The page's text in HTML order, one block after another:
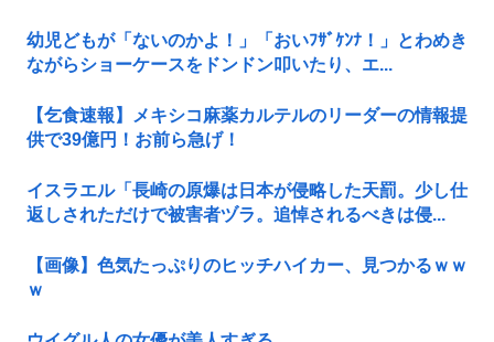
幼児どもが「ないのかよ！」「おいﾌｻﾞｹﾝﾅ！」とわめき
ながらショーケースをドンドン叩いたり、エ...
【乞食速報】メキシコ麻薬カルテルのリーダーの情報提
供で39億円！お前ら急げ！
イスラエル「長崎の原爆は日本が侵略した天罰。少し仕
返しされただけで被害者ヅラ。追悼されるべきは侵...
【画像】色気たっぷりのヒッチハイカー、見つかるｗｗ
ｗ